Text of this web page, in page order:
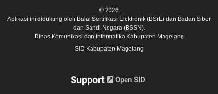
© 2026
Aplikasi ini didukung oleh Balai Sertifikasi Elektronik (BSrE) dan Badan Siber
dan Sandi Negara (BSSN).
Dinas Komunikasi dan Informatika Kabupaten Magelang
SID Kabupaten Magelang
Support Open SID